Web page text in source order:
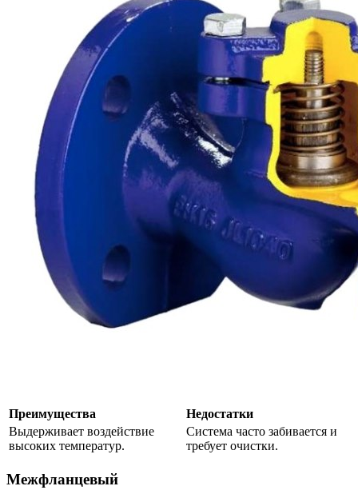
Преимущества
Недостатки
Выдерживает воздействие
высоких температур.
Система часто забивается и
требует очистки.
Межфланцевый